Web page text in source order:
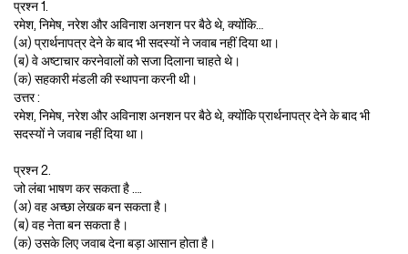
प्रश्न 1.
रमेश, निमेष, नरेश और अविनाश अनशन पर बैठे थे, क्योंकि…
(अ) प्रार्थनापत्र देने के बाद भी सदस्यों ने जवाब नहीं दिया था।
(ब) वे अष्टाचार करनेवालों को सजा दिलाना चाहते थे।
(क) सहकारी मंडली की स्थापना करनी थी।
उत्तर :
रमेश, निमेष, नरेश और अविनाश अनशन पर बैठे थे, क्योंकि प्रार्थनापत्र देने के बाद भी
सदस्यों ने जवाब नहीं दिया था।
प्रश्न 2.
जो लंबा भाषण कर सकता है ….
(अ) वह अच्छा लेखक बन सकता है।
(ब) वह नेता बन सकता है।
(क) उसके लिए जवाब देना बड़ा आसान होता है।